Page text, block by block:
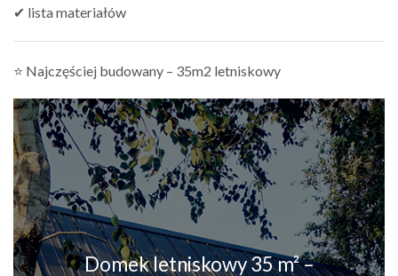
✔ lista materiałów
⭐ Najczęściej budowany – 35m2 letniskowy
Domek letniskowy 35 m² –